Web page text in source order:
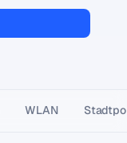
WLAN